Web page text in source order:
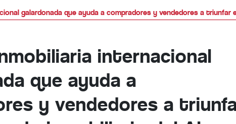
galardonada que ayuda a compradores y vendedores a triunfar
internacional
que ayuda a
y vendedores a